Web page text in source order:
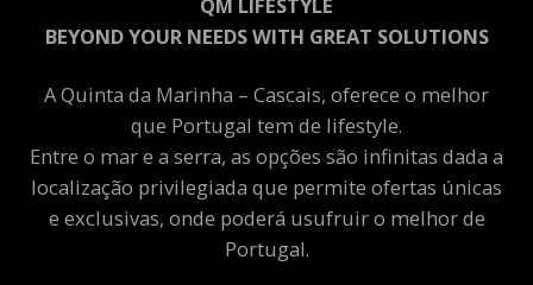
QM LIFESTYLE
BEYOND YOUR NEEDS WITH GREAT SOLUTIONS
A Quinta da Marinha – Cascais, oferece o melhor
que Portugal tem de lifestyle.
Entre o mar e a serra, as opções são infinitas dada a
localização privilegiada que permite ofertas únicas
e exclusivas, onde poderá usufruir o melhor de
Portugal.